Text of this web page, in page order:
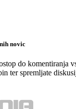
novic
do komentiranja
ter spremljate